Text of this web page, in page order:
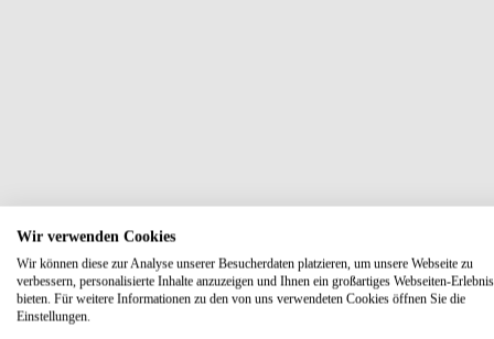
Wir verwenden Cookies
Wir können diese zur Analyse unserer Besucherdaten platzieren, um unsere Webseite zu
verbessern, personalisierte Inhalte anzuzeigen und Ihnen ein großartiges Webseiten-
bieten. Für weitere Informationen zu den von uns verwendeten Cookies öffnen Sie die
Einstellungen.